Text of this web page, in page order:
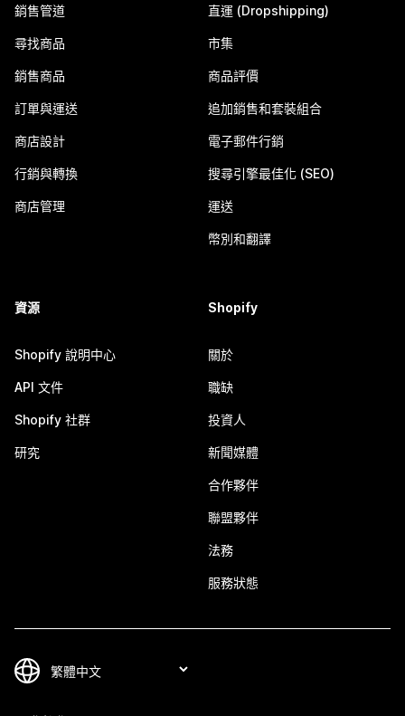
銷售管道
尋找商品
銷售商品
訂單與運送
商店設計
行銷與轉換
商店管理
直運 (Dropshipping)
市集
商品評價
追加銷售和套裝組合
電子郵件行銷
搜尋引擎最佳化 (SEO)
運送
幣別和翻譯
資源
Shopify 說明中心
API 文件
Shopify 社群
研究
Shopify
關於
職缺
投資人
新聞媒體
合作夥伴
聯盟夥伴
法務
服務狀態